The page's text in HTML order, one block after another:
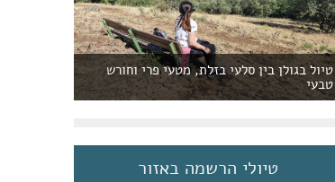
טיול בגולן בין סלעי בזלת, מטעי פרי וחורש
טבעי
טיולי הרשמה באזור